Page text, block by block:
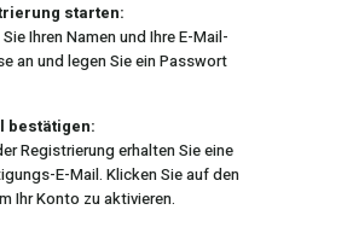
starten:
Ihren Namen und Ihre E-Mail-
an und legen Sie ein Passwort
bestätigen:
Registrierung erhalten Sie eine
E-Mail. Klicken Sie auf den
Ihr Konto zu aktivieren.